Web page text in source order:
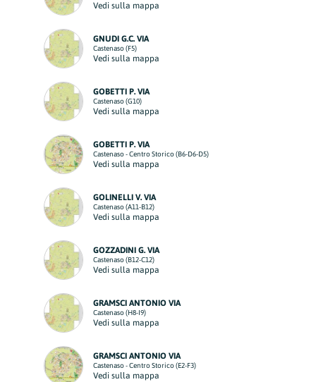
Vedi sulla mappa
GNUDI G.C. VIA
Castenaso (F5)
Vedi sulla mappa
GOBETTI P. VIA
Castenaso (G10)
Vedi sulla mappa
GOBETTI P. VIA
Castenaso - Centro Storico (B6-D6-D5)
Vedi sulla mappa
GOLINELLI V. VIA
Castenaso (A11-B12)
Vedi sulla mappa
GOZZADINI G. VIA
Castenaso (B12-C12)
Vedi sulla mappa
GRAMSCI ANTONIO VIA
Castenaso (H8-I9)
Vedi sulla mappa
GRAMSCI ANTONIO VIA
Castenaso - Centro Storico (E2-F3)
Vedi sulla mappa